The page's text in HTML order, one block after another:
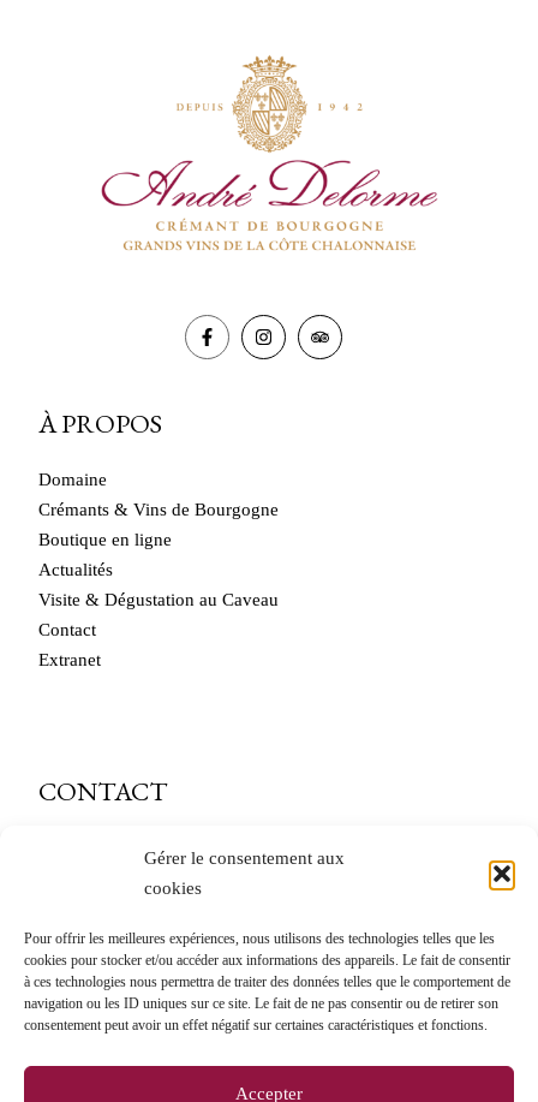
Gérer le consentement aux
cookies
Pour offrir les meilleures expériences, nous utilisons des technologies telles que les
cookies pour stocker et/ou accéder aux informations des appareils. Le fait de consentir
à ces technologies nous permettra de traiter des données telles que le comportement de
navigation ou les ID uniques sur ce site. Le fait de ne pas consentir ou de retirer son
consentement peut avoir un effet négatif sur certaines caractéristiques et fonctions.
Accepter
À PROPOS
Domaine
Crémants & Vins de Bourgogne
Boutique en ligne
Actualités
Visite & Dégustation au Caveau
Contact
Extranet
CONTACT
caveau@andre-delorme.com
Tél. 03 85 87 64 14
André Delorme
11 Rue des Bordes
71150 Rully